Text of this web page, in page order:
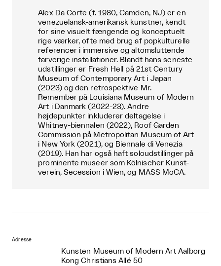
Alex Da Corte (f. 1980, Camden, NJ) er en
venezuelansk-amerikansk kunstner, kendt
for sine visuelt fængende og konceptuelt
rige værker, ofte med brug af popkulturelle
referencer i immersive og altomsluttende
farverige installationer. Blandt hans seneste
udstillinger er Fresh Hell på 21st Century
Museum of Contemporary Art i Japan
(2023) og den retrospektive Mr.
Remember på Louisiana Museum of Modern
Art i Danmark (2022-23). Andre
højdepunkter inkluderer deltagelse i
Whitney-biennalen (2022), Roof Garden
Commission på Metropolitan Museum of Art
i New York (2021), og Biennale di Venezia
(2019). Han har også haft soloudstillinger på
prominente museer som Kölnischer Kunst-
verein, Secession i Wien, og MASS MoCA.
Adresse
Kunsten Museum of Modern Art Aalborg
Kong Christians Allé 50